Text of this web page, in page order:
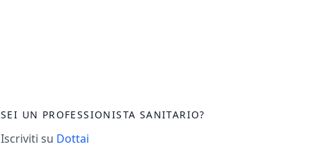
SEI UN PROFESSIONISTA SANITARIO?
Iscriviti su Dottai